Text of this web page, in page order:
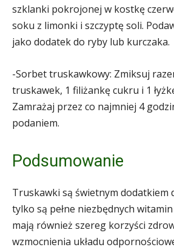
szklanki pokrojonej w kostkę
soku z limonki i szczyptę soli.
jako dodatek do ryby lub kurczaka.
-Sorbet truskawkowy: Zmiksuj
truskawek, 1 filiżankę cukru i 1
Zamrażaj przez co najmniej 4
podaniem.
Podsumowanie
Truskawki są świetnym dodatkiem
tylko są pełne niezbędnych
mają również szereg korzyści
wzmocnienia układu